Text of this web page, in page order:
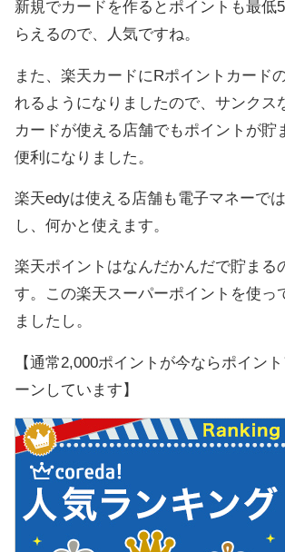
新規でカードを作るとポイントも最低
らえるので、人気ですね。
また、楽天カードにRポイントカード
れるようになりましたので、サンクス
カードが使える店舗でもポイントが貯
便利になりました。
楽天edyは使える店舗も電子マネーで
し、何かと使えます。
楽天ポイントはなんだかんだで貯まる
す。この楽天スーパーポイントを使っ
ましたし。
【通常2,000ポイントが今ならポイン
ーンしています】